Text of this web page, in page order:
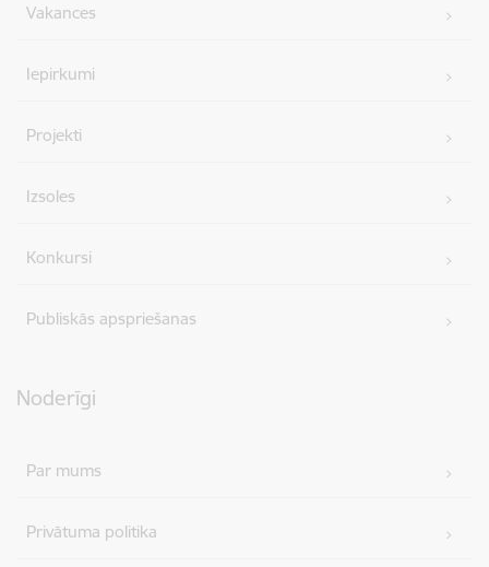
Vakances
Iepirkumi
Projekti
Izsoles
Konkursi
Publiskās apspriešanas
Noderīgi
Par mums
Privātuma politika